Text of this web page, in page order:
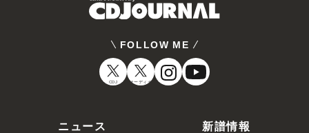
FOLLOW ME
CDJ オーディオ
ニュース 新譜情報